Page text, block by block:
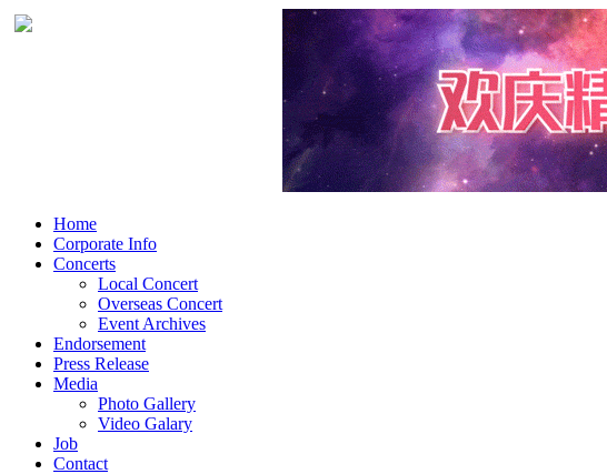
Home
Corporate Info
Concerts
Local Concert
Overseas Concert
Event Archives
Endorsement
Press Release
Media
Photo Gallery
Video Galary
Job
Contact